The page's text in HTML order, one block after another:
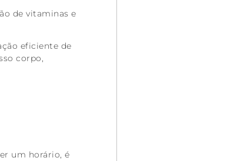
de vitaminas e
eficiente de
corpo,
um horário, é